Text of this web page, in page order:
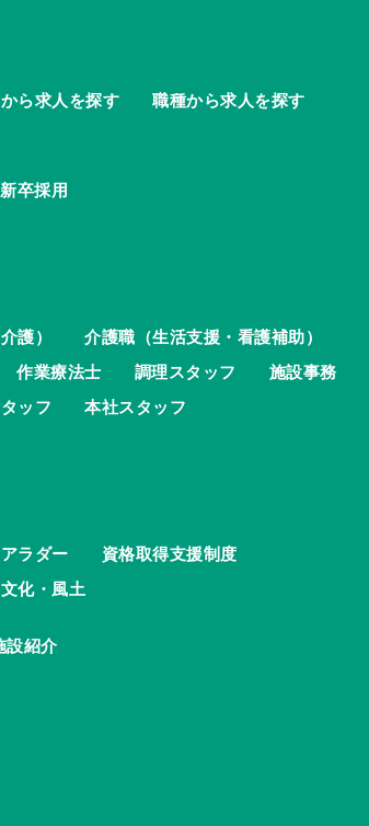
ら求人を探す 職種から求人を探す
卒採用
護）
介護職（生活支援・看護補助）
作業療法士 調理スタッフ
施設事務
ッフ 本社スタッフ
ラダー
資格取得支援制度
文化・風土
設紹介